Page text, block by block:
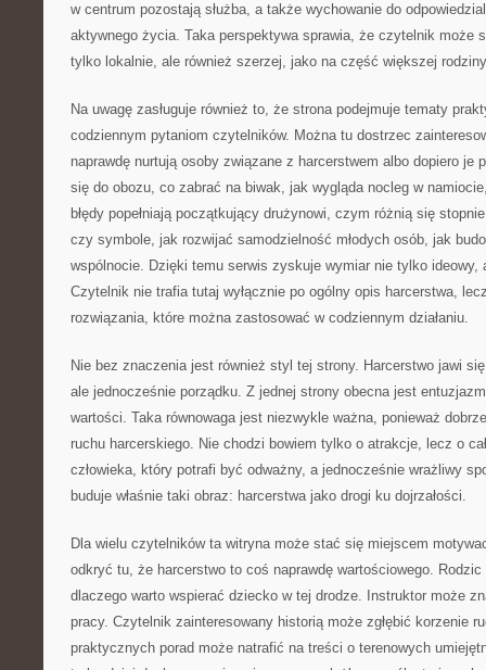
w centrum pozostają służba, a także wychowanie do
aktywnego życia. Taka perspektywa sprawia, że czytelnik może
tylko lokalnie, ale również szerzej, jako na część większej
Na uwagę zasługuje również to, że strona podejmuje tematy
codziennym pytaniom czytelników. Można tu dostrzec
naprawdę nurtują osoby związane z harcerstwem albo dopiero je
się do obozu, co zabrać na biwak, jak wygląda nocleg w
błędy popełniają początkujący drużynowi, czym różnią się
czy symbole, jak rozwijać samodzielność młodych osób, jak
wspólnocie. Dzięki temu serwis zyskuje wymiar nie tylko ideowy,
Czytelnik nie trafia tutaj wyłącznie po ogólny opis harcerstwa,
rozwiązania, które można zastosować w codziennym działaniu.
Nie bez znaczenia jest również styl tej strony. Harcerstwo jawi się
ale jednocześnie porządku. Z jednej strony obecna jest
wartości. Taka równowaga jest niezwykle ważna, ponieważ
ruchu harcerskiego. Nie chodzi bowiem tylko o atrakcje, lecz o
człowieka, który potrafi być odważny, a jednocześnie wrażliwy
buduje właśnie taki obraz: harcerstwa jako drogi ku dojrzałości.
Dla wielu czytelników ta witryna może stać się miejscem
odkryć tu, że harcerstwo to coś naprawdę wartościowego.
dlaczego warto wspierać dziecko w tej drodze. Instruktor może
pracy. Czytelnik zainteresowany historią może zgłębić korzenie
praktycznych porad może natrafić na treści o terenowych